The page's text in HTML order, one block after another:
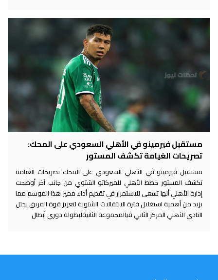
مستقبل فيرمينو في الأهلي السعودي على المحك:
تصريحات الغيامة تكشف المستور
مستقبل فيرمينو في الأهلي السعودي على المحك تصريحات الغيامة
تكشف المستور خطط الأهلي للميركاتو الشتوي من جانب آخر أوضحت
إدارة الأهلي أنها تسعى للاستمرار في تقديم أداء مميز هذا الموسم مما
يزيد من أهمية استغلال فترة الانتقالات الشتوية لتعزيز قوة الفريق يحتل
النادي الأهلي المركز الثاني فيالمجموعة الثانيةلبطولة دوري أبطال